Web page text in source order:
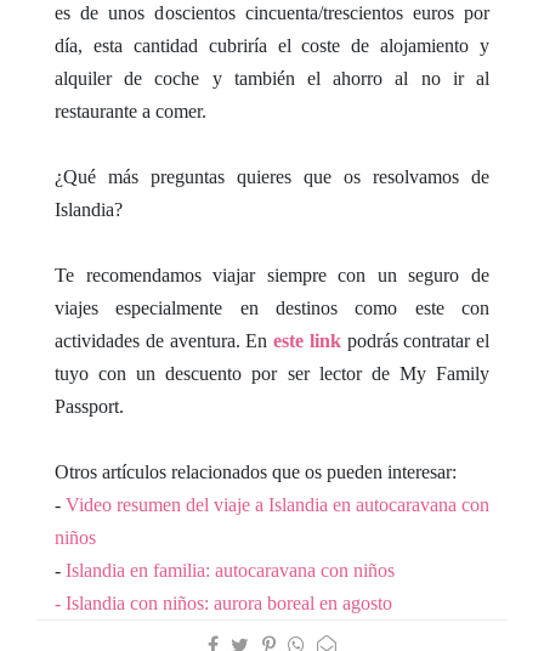
es de unos doscientos cincuenta/trescientos euros por
día, esta cantidad cubriría el coste de alojamiento y
alquiler de coche y también el ahorro al no ir al
restaurante a comer.
¿Qué más preguntas quieres que os resolvamos de
Islandia?
Te recomendamos viajar siempre con un seguro de
viajes especialmente en destinos como este con
actividades de aventura. En este linkpodrás contratar el
tuyo con un descuento por ser lector de My Family
Passport.
Otros artículos relacionados que os pueden interesar:
- Video resumen del viaje a Islandia en autocaravana con
niños
- Islandia en familia: autocaravana con niños
- Islandia con niños: aurora boreal en agosto